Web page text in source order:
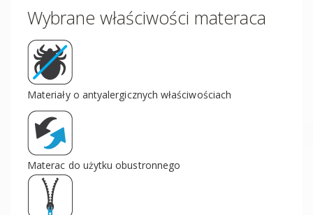
Wybrane właściwości materaca
Materiały o antyalergicznych właściwościach
Materac do użytku obustronnego